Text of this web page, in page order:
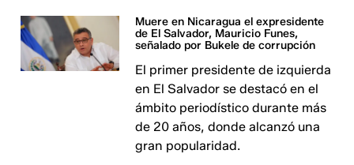
Muere en Nicaragua el expresidente
de El Salvador, Mauricio Funes,
señalado por Bukele de corrupción
El primer presidente de izquierda
en El Salvador se destacó en el
ámbito periodístico durante más
de 20 años, donde alcanzó una
gran popularidad.